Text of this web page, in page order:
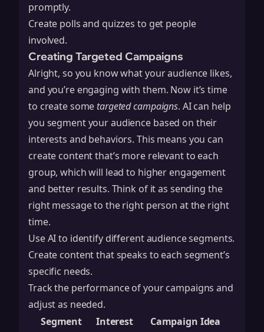
promptly.
Create polls and quizzes to get people
involved.
Creating Targeted Campaigns
Alright, so you know what your audience likes,
and you’re engaging with them. Now it’s time
to create some targeted campaigns. AI can help
you segment your audience based on their
interests and behaviors. This means you can
create content that’s more relevant to each
group, which will lead to higher engagement
and better results. Think of it as sending the
right message to the right person at the right
time.
Use AI to identify different audience segments.
Create content that speaks to each segment’s
specific needs.
Track the performance of your campaigns and
adjust as needed.
Segment
Interest
Campaign Idea